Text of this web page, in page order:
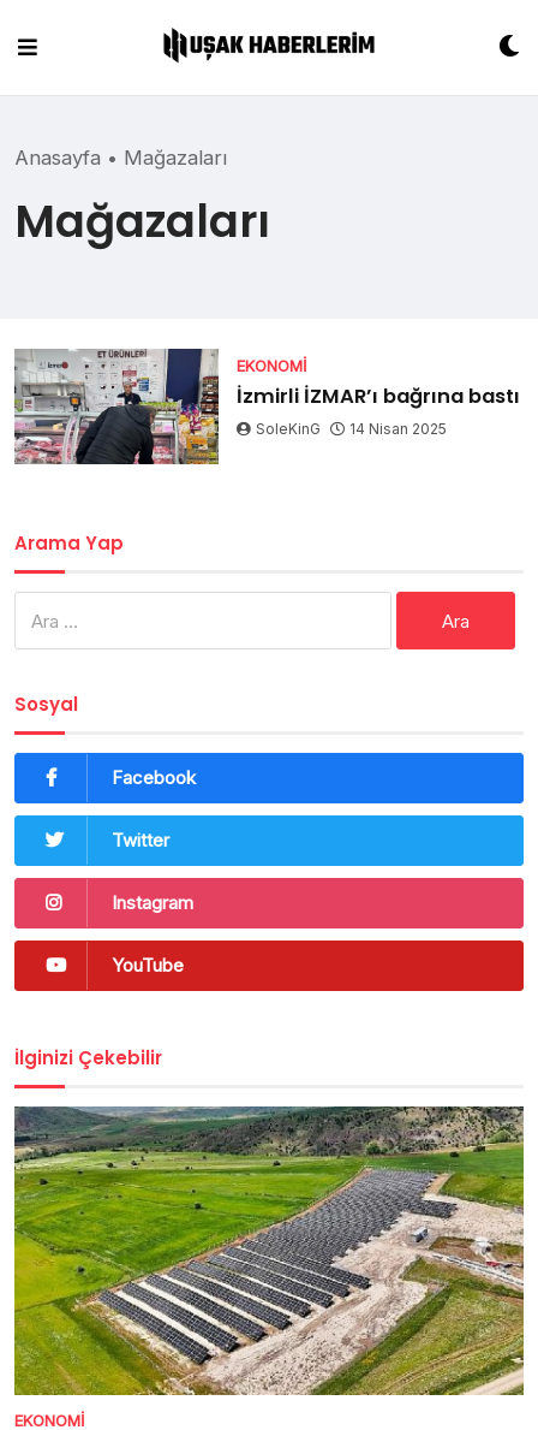
content
Anasayfa • Mağazaları
Mağazaları
EKONOMI
İzmirli İZMAR’ı bağrına bastı
SoleKinG 14 Nisan 2025
Arama Yap
Sosyal
Facebook
Twitter
Instagram
YouTube
İlginizi Çekebilir
EKONOMI